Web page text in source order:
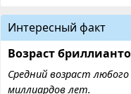
Интересный факт
Возраст
Средний возраст
миллиардов лет.